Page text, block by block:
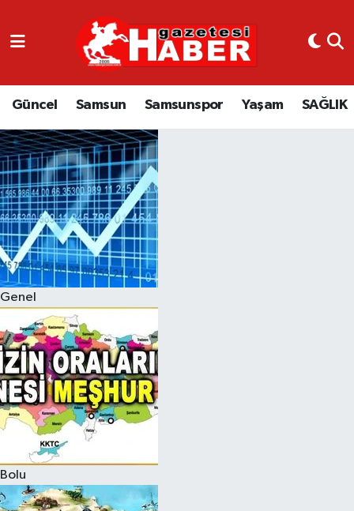
Güncel Samsun Samsunspor Yaşam SAĞLIK
Genel
Bolu
GÜNCEL
SAMSUN
SAMSUNSPOR
EKONOMİ
YAŞAM